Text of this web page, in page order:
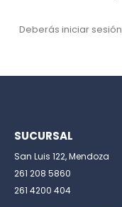
Deberás iniciar
SUCURSAL
San Luis 122, Mendoza
261 208 5860
261 4200 404